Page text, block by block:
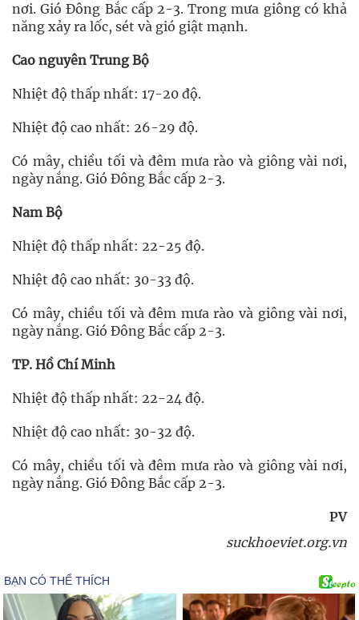
nơi. Gió Đông Bắc cấp 2-3. Trong mưa giông có khả
năng xảy ra lốc, sét và gió giật mạnh.
Cao nguyên Trung Bộ
Nhiệt độ thấp nhất: 17-20 độ.
Nhiệt độ cao nhất: 26-29 độ.
Có mây, chiều tối và đêm mưa rào và giông vài nơi,
ngày nắng. Gió Đông Bắc cấp 2-3.
Nam Bộ
Nhiệt độ thấp nhất: 22-25 độ.
Nhiệt độ cao nhất: 30-33 độ.
Có mây, chiều tối và đêm mưa rào và giông vài nơi,
ngày nắng. Gió Đông Bắc cấp 2-3.
TP. Hồ Chí Minh
Nhiệt độ thấp nhất: 22-24 độ.
Nhiệt độ cao nhất: 30-32 độ.
Có mây, chiều tối và đêm mưa rào và giông vài nơi,
ngày nắng. Gió Đông Bắc cấp 2-3.
PV
suckhoeviet.org.vn